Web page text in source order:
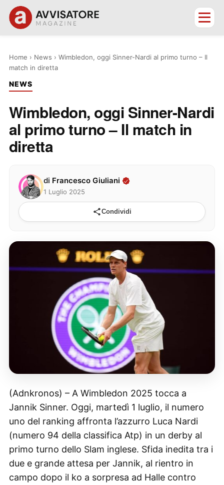
Home › News › Wimbledon, oggi Sinner-Nardi al primo turno – Il
match in diretta
NEWS
Wimbledon, oggi Sinner-Nardi
al primo turno – Il match in
diretta
di Francesco Giuliani
1 Luglio 2025
Condividi
(Adnkronos) – A Wimbledon 2025 tocca a
Jannik Sinner. Oggi, martedì 1 luglio, il numero
uno del ranking affronta l’azzurro Luca Nardi
(numero 94 della classifica Atp) in un derby al
primo turno dello Slam inglese. Sfida inedita tra i
due e grande attesa per Jannik, al rientro in
campo dopo il ko a sorpresa ad Halle contro